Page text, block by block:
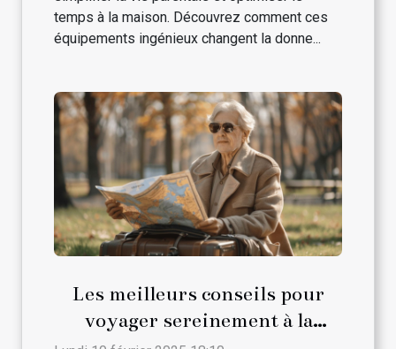
temps à la maison. Découvrez comment ces
équipements ingénieux changent la donne...
Les meilleurs conseils pour
voyager sereinement à la